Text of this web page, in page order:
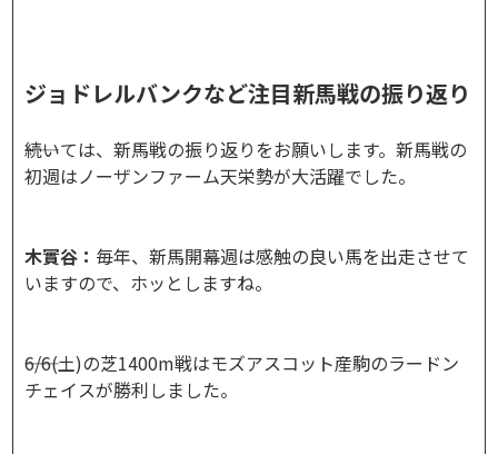
ジョドレルバンクなど注目新馬戦の振り返り
――続いては、新馬戦の振り返りをお願いします。新馬戦の
初週はノーザンファーム天栄勢が大活躍でした。
木實谷： 毎年、新馬開幕週は感触の良い馬を出走させて
いますので、ホッとしますね。
――6/6(土)の芝1400m戦はモズアスコット産駒のラードン
チェイスが勝利しました。